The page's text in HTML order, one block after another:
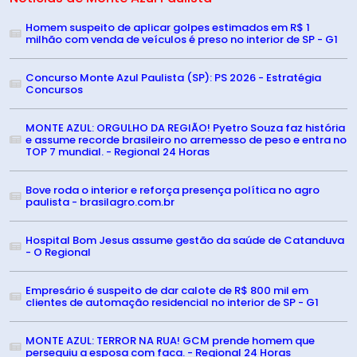
Homem suspeito de aplicar golpes estimados em R$ 1
milhão com venda de veículos é preso no interior de SP - G1
Concurso Monte Azul Paulista (SP): PS 2026 - Estratégia
Concursos
MONTE AZUL: ORGULHO DA REGIÃO! Pyetro Souza faz história
e assume recorde brasileiro no arremesso de peso e entra no
TOP 7 mundial. - Regional 24 Horas
Bove roda o interior e reforça presença política no agro
paulista - brasilagro.com.br
Hospital Bom Jesus assume gestão da saúde de Catanduva
- O Regional
Empresário é suspeito de dar calote de R$ 800 mil em
clientes de automação residencial no interior de SP - G1
MONTE AZUL: TERROR NA RUA! GCM prende homem que
perseguiu a esposa com faca. - Regional 24 Horas